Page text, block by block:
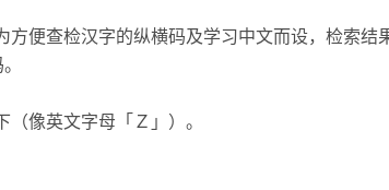
便查检汉字的纵横码及学习中文而设，检索
像英文字母「Ｚ」）。